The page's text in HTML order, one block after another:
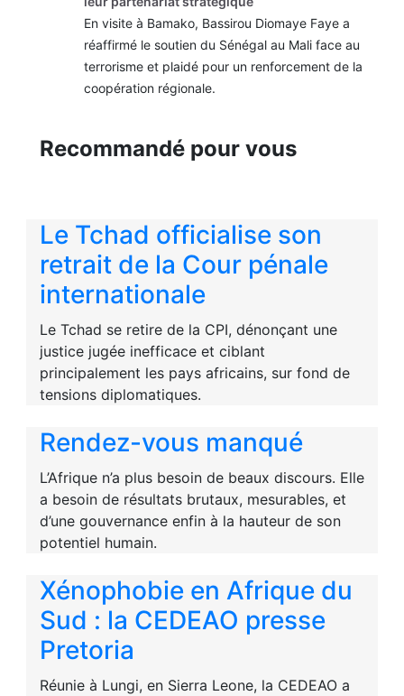
En visite à Bamako, Bassirou Diomaye Faye a
réaffirmé le soutien du Sénégal au Mali face au
terrorisme et plaidé pour un renforcement de la
coopération régionale.
Recommandé pour vous
Le Tchad officialise son
retrait de la Cour pénale
internationale
Le Tchad se retire de la CPI, dénonçant une
justice jugée inefficace et ciblant
principalement les pays africains, sur fond de
tensions diplomatiques.
Rendez-vous manqué
L’Afrique n’a plus besoin de beaux discours. Elle
a besoin de résultats brutaux, mesurables, et
d’une gouvernance enfin à la hauteur de son
potentiel humain.
Xénophobie en Afrique du
Sud : la CEDEAO presse
Pretoria
Réunie à Lungi, en Sierra Leone, la CEDEAO a